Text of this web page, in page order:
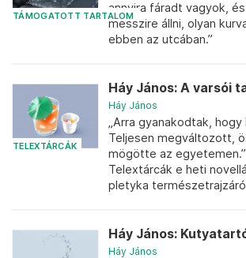
TÁMOGATOTT TARTALOM
annyira fáradt vagyok,
messzire állni, olyan
ebben az utcában.”
TELEXTÁRCÁK
Háy János: A varsói
Háy János
„Arra gyanakodtak,
Teljesen megváltozott,
mögötte az
Telextárcák e heti
pletyka
Háy János:
Háy János